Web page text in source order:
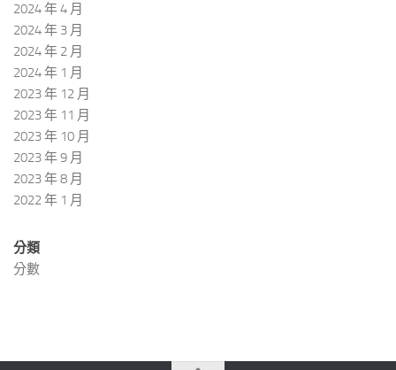
2024 年 4 月
2024 年 3 月
2024 年 2 月
2024 年 1 月
2023 年 12 月
2023 年 11 月
2023 年 10 月
2023 年 9 月
2023 年 8 月
2022 年 1 月
分類
分數